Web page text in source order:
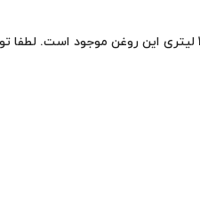
برای کسانی که می‌پرسند روغن بهران تکتاز 20/50 چند لیتر است،